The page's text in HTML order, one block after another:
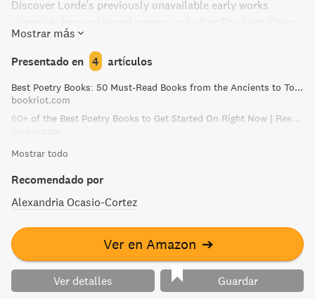
Discover Lorde's previously unavailable early works
The New York Head Shop and Museum, Cables to Rage,
and From a Land Where Other People Live.
Mostrar más
Presentado en 4 artículos
Best Poetry Books: 50 Must-Read Books from the Ancients to Today
bookriot.com
60+ of the Best Poetry Books to Get Started On Right Now | Reedsy Discovery
Mostrar todo
Recomendado por
Alexandria Ocasio-Cortez
Ver en Amazon ➔
Ver detalles Guardar